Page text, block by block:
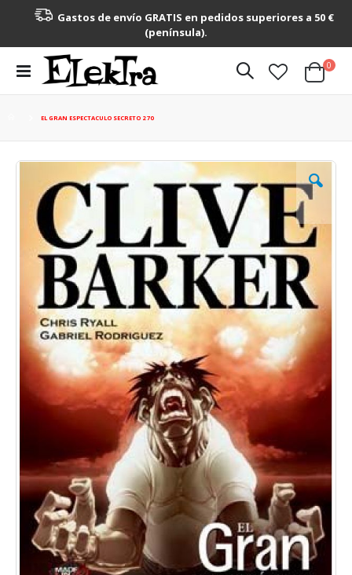
Gastos de envío GRATIS en pedidos superiores a 50 €
(península).
Toggle
Nav
Cart
0
EL GRAN ESPECTACULO SECRETO 2 70
Saltar
galería
imágenes